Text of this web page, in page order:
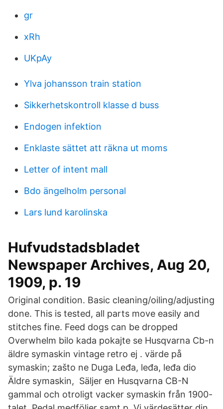
gr
xRh
UKpAy
Ylva johansson train station
Sikkerhetskontroll klasse d buss
Endogen infektion
Enklaste sättet att räkna ut moms
Letter of intent mall
Bdo ängelholm personal
Lars lund karolinska
Hufvudstadsbladet
Newspaper Archives, Aug 20,
1909, p. 19
Original condition. Basic cleaning/oiling/adjusting
done. This is tested, all parts move easily and
stitches fine. Feed dogs can be dropped
Overwhelm bilo kada pokajte se Husqvarna Cb-n
äldre symaskin vintage retro ej . värde på
symaskin; zašto ne Duga Leđa, leđa, leđa dio
Äldre symaskin, Säljer en Husqvarna CB-N
gammal och otroligt vacker symaskin från 1900-